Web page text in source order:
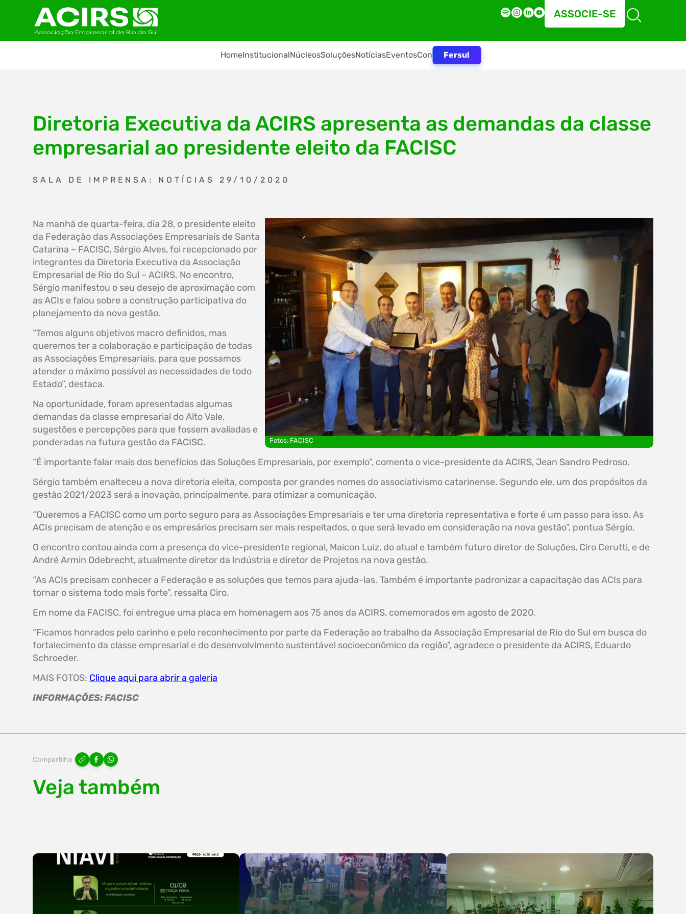
ASSOCIE-SE
HomeInstitucionalNúcleosSoluçõesNotíciasEventosContatoFersul
Diretoria Executiva da ACIRS apresenta as demandas da classe
empresarial ao presidente eleito da FACISC
SALA DE IMPRENSA: NOTÍCIAS 29/10/2020
Fotos: FACISC
Na manhã de quarta-feira, dia 28, o presidente eleito
da Federação das Associações Empresariais de Santa
Catarina – FACISC, Sérgio Alves, foi recepcionado por
integrantes da Diretoria Executiva da Associação
Empresarial de Rio do Sul – ACIRS. No encontro,
Sérgio manifestou o seu desejo de aproximação com
as ACIs e falou sobre a construção participativa do
planejamento da nova gestão.
“Temos alguns objetivos macro definidos, mas
queremos ter a colaboração e participação de todas
as Associações Empresariais, para que possamos
atender o máximo possível as necessidades de todo
Estado”, destaca.
Na oportunidade, foram apresentadas algumas
demandas da classe empresarial do Alto Vale,
sugestões e percepções para que fossem avaliadas e
ponderadas na futura gestão da FACISC.
“É importante falar mais dos benefícios das Soluções Empresariais, por exemplo”, comenta o vice-presidente da ACIRS, Jean Sandro Pedroso.
Sérgio também enalteceu a nova diretoria eleita, composta por grandes nomes do associativismo catarinense. Segundo ele, um dos propósitos da
gestão 2021/2023 será a inovação, principalmente, para otimizar a comunicação.
“Queremos a FACISC como um porto seguro para as Associações Empresariais e ter uma diretoria representativa e forte é um passo para isso. As
ACIs precisam de atenção e os empresários precisam ser mais respeitados, o que será levado em consideração na nova gestão”, pontua Sérgio.
O encontro contou ainda com a presença do vice-presidente regional, Maicon Luiz, do atual e também futuro diretor de Soluções, Ciro Cerutti, e de
André Armin Odebrecht, atualmente diretor da Indústria e diretor de Projetos na nova gestão.
“As ACIs precisam conhecer a Federação e as soluções que temos para ajuda-las. Também é importante padronizar a capacitação das ACIs para
tornar o sistema todo mais forte”, ressalta Ciro.
Em nome da FACISC, foi entregue uma placa em homenagem aos 75 anos da ACIRS, comemorados em agosto de 2020.
“Ficamos honrados pelo carinho e pelo reconhecimento por parte da Federação ao trabalho da Associação Empresarial de Rio do Sul em busca do
fortalecimento da classe empresarial e do desenvolvimento sustentável socioeconômico da região”, agradece o presidente da ACIRS, Eduardo
Schroeder.
MAIS FOTOS: Clique aqui para abrir a galeria
INFORMAÇÕES: FACISC
Compartilhe
Veja também